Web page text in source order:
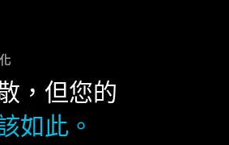
，但您的
如此。